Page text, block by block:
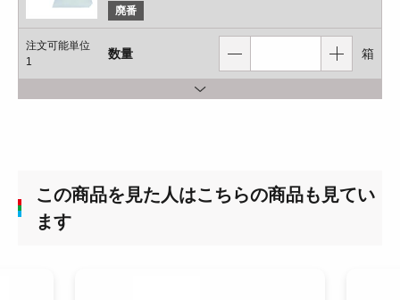
廃番
注文可能単位
1
数量 箱
この商品を見た人はこちらの商品も見てい
ます